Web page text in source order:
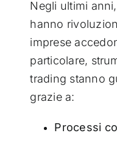
Negli ultimi
hanno
imprese
particolare,
trading stanno
grazie a:
Processi